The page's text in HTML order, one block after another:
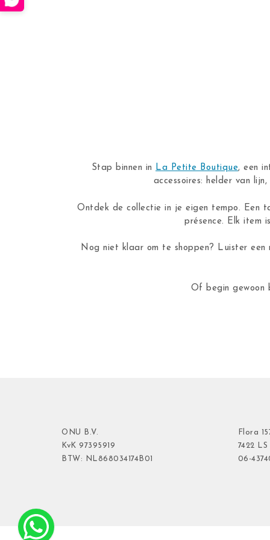
Stap binnen in La Petite Boutique, een
accessoires: helder van
Ontdek de collectie in je eigen tempo. Een
présence. Elk item
Nog niet klaar om te shoppen? Luister
Of begin gewoon
ONU B.V.
KvK 97395919
BTW: NL868034174B01
Flora
7422
06-